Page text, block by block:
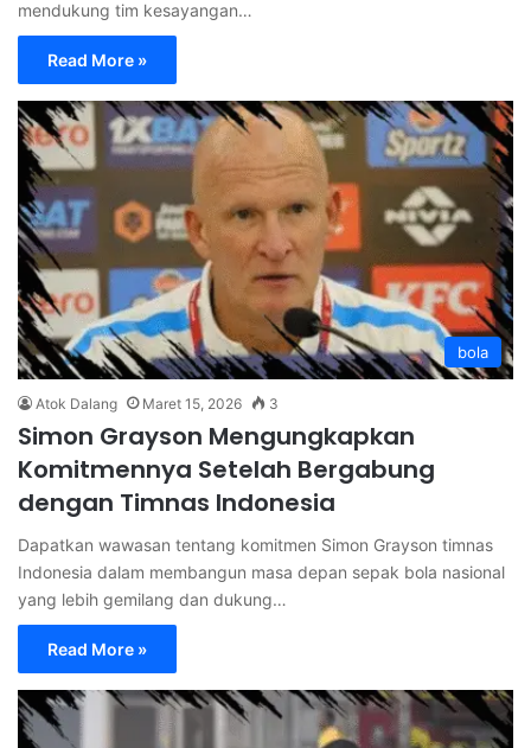
mendukung tim kesayangan…
Read More »
bola
Atok Dalang Maret 15, 2026 3
Simon Grayson Mengungkapkan
Komitmennya Setelah Bergabung
dengan Timnas Indonesia
Dapatkan wawasan tentang komitmen Simon Grayson timnas
Indonesia dalam membangun masa depan sepak bola nasional
yang lebih gemilang dan dukung…
Read More »